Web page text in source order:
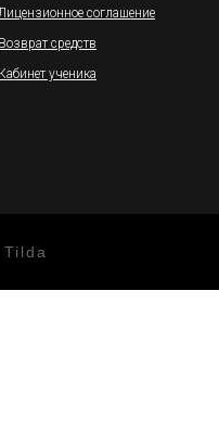
соглашение
Возврат средств
Кабинет ученика
Tilda